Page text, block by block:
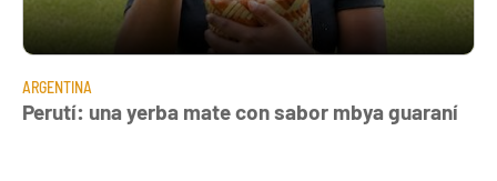
ARGENTINA
Perutí: una yerba mate con sabor mbya guaraní